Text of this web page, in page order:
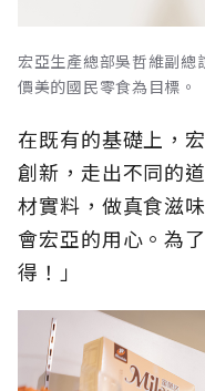
宏亞生產總部吳哲維副
價美的國民零食為目標。
在既有的基礎上，
創新，走出不同的
材實料，做真食滋
會宏亞的用心。為
得！」